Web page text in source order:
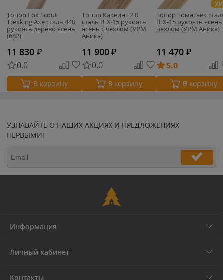
Топор Fox Scout
Trekking Axe сталь 440
рукоять дерево ясень
(682)
11 830 ₽
0.0
В корзину
Топор Карвинг 2.0
сталь ШХ-15 рукоять
ясень с чехлом (УРМ
Аника)
11 900 ₽
0.0
В корзину
Топор Томагавк
ШХ-15 рукоять ясень
чехлом (УРМ Аника)
11 470 ₽
5.0
В корзину
УЗНАВАЙТЕ О НАШИХ АКЦИЯХ И ПРЕДЛОЖЕНИЯХ
ПЕРВЫМИ!
Информация
Личный кабинет
Контакты